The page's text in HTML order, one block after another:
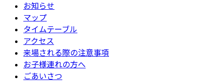
お知らせ
マップ
タイムテーブル
アクセス
来場される際の注意事項
お子様連れの方へ
ごあいさつ